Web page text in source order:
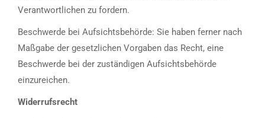
Verantwortlichen zu fordern.
Beschwerde bei Aufsichtsbehörde: Sie haben ferner nach
Maßgabe der gesetzlichen Vorgaben das Recht, eine
Beschwerde bei der zuständigen Aufsichtsbehörde
einzureichen.
Widerrufsrecht